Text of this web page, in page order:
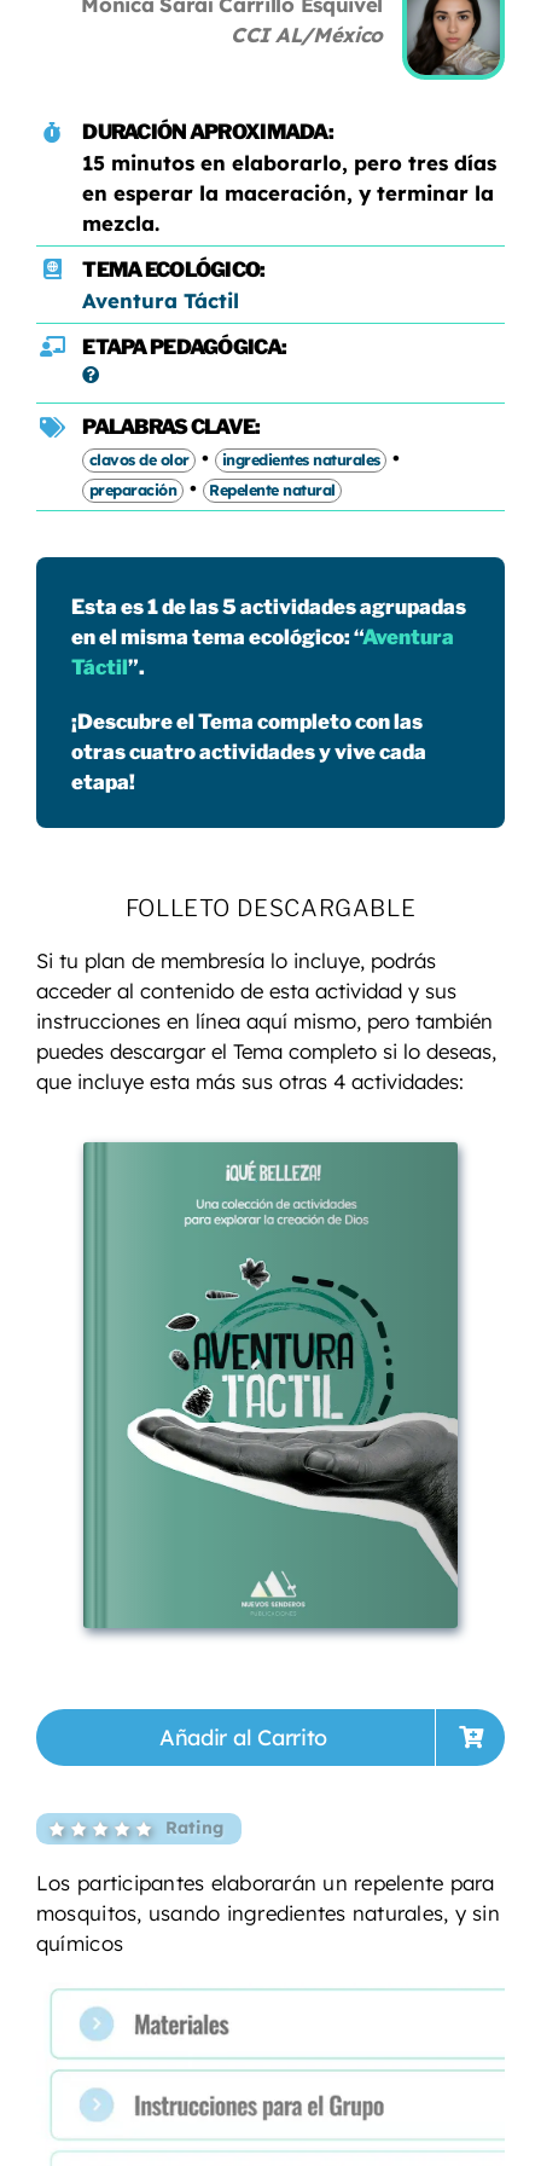
CCI AL/México
DURACIÓN APROXIMADA:
15 minutos en elaborarlo, pero tres días
en esperar la maceración, y terminar la
mezcla.
TEMA ECOLÓGICO:
Aventura Táctil
ETAPA PEDAGÓGICA:
PALABRAS CLAVE:
clavos de olor • ingredientes naturales •
preparación • Repelente natural
Esta es 1 de las 5 actividades agrupadas
en el misma tema ecológico: “Aventura
Táctil”.
¡Descubre el Tema completo con las
otras cuatro actividades y vive cada
etapa!
FOLLETO DESCARGABLE
Si tu plan de membresía lo incluye, podrás
acceder al contenido de esta actividad y sus
instrucciones en línea aquí mismo, pero también
puedes descargar el Tema completo si lo deseas,
que incluye esta más sus otras 4 actividades:
Añadir al Carrito
Rating
Los participantes elaborarán un repelente para
mosquitos, usando ingredientes naturales, y sin
químicos